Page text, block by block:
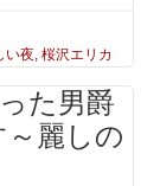
い夜,桜沢エリカ
た男爵
麗しの